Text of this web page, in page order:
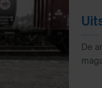
De